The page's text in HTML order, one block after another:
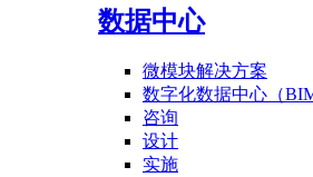
数据中心
微模块解决方案
数字化数据中心（BIM
咨询
设计
实施